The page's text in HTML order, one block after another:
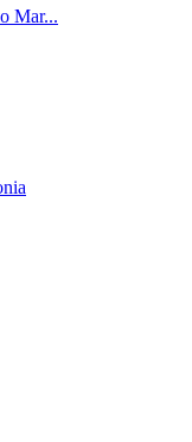
Mar...